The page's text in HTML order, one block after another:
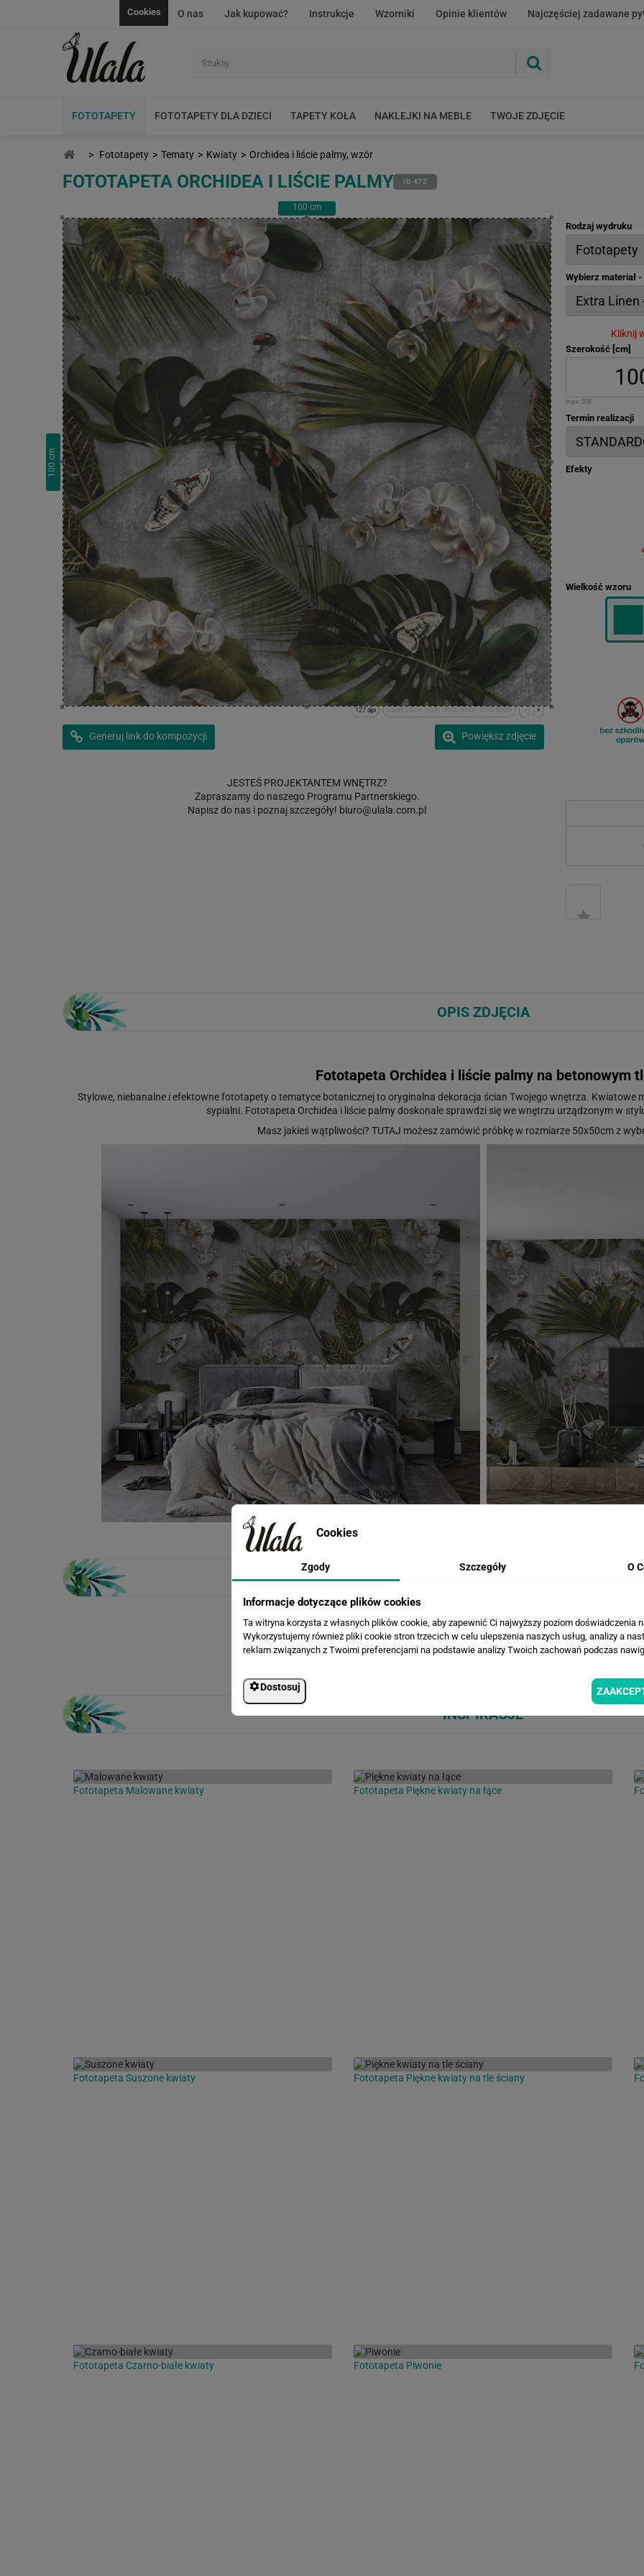
O nas Jak kupować? Instrukcje Wzorniki Opinie klientów Najczęściej zadawane
Cookies
FOTOTAPETY FOTOTAPETY DLA DZIECI TAPETY KOŁA NAKLEJKI NA MEBLE TWOJE ZDJĘCIE
> Fototapety > Tematy > Kwiaty > Orchidea i liście palmy, wzór
FOTOTAPETA ORCHIDEA I LIŚCIE PALMY ID 472
100 cm
100
cm
+
-
x:0cm y:0cm | (0,0) (5000,5000) (5000,5000)
127 dpi
Powiększ zdjęcie
Generuj link do kompozycji
JESTEŚ PROJEKTANTEM WNĘTRZ?
Zapraszamy do naszego Programu Partnerskiego.
Napisz do nas i poznaj szczegóły! biuro@ulala.com.pl
Rodzaj wydruku
Wybierz materiał
Kliknij
Szerokość [cm]
max: 508
Termin realizacji
Efekty
Wielkość wzoru
OPIS ZDJĘCIA
Fototapeta Orchidea i liście palmy na betonowym
Stylowe, niebanalne i efektowne fototapety o tematyce botanicznej to oryginalna dekoracja ścian Twojego wnętrza. Kwiatowe
sypialni. Fototapeta Orchidea i liście palmy doskonale sprawdzi się we wnętrzu urządzonym w
Masz jakieś wątpliwości? TUTAJ możesz zamówić próbkę w rozmiarze 50x50cm z
WIZUALIZACJE PRODUKTU
Loading...
INSPIRACJE
Fototapeta Malowane kwiaty Fototapeta Piękne kwiaty na łące
Fototapeta Suszone kwiaty Fototapeta Piękne kwiaty na tle ściany
Fototapeta Czarno-białe kwiaty Fototapeta Piwonie
Cookies
Zgody Szczegóły O
Informacje dotyczące plików cookies
Ta witryna korzysta z własnych plików cookie, aby zapewnić Ci najwyższy poziom doświadczenia
Wykorzystujemy również pliki cookie stron trzecich w celu ulepszenia naszych usług, analizy a
reklam związanych z Twoimi preferencjami na podstawie analizy Twoich zachowań podczas
Dostosuj